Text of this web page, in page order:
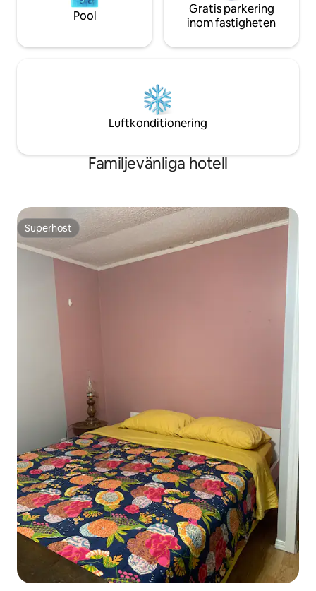
Pool
Gratis parkering
inom fastigheten
Luftkonditionering
Familjevänliga hotell
Superhost
Superhost